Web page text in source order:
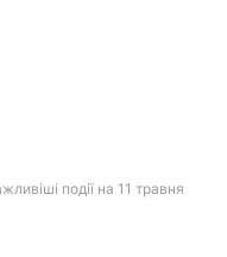
події на 11 травня